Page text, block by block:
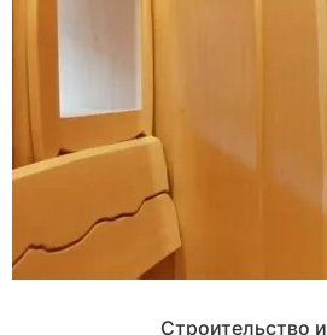
Строительство и